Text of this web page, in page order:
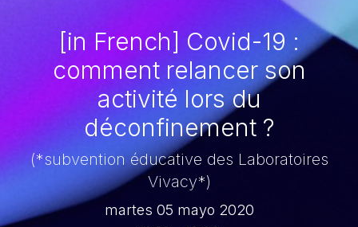
[in French] Covid-19 :
comment relancer son
activité lors du
déconfinement ?
(*subvention éducative des Laboratoires
Vivacy*)
martes 05 mayo 2020